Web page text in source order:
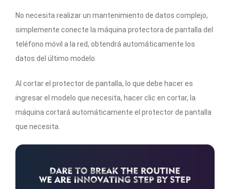
No necesita realizar un mantenimiento de datos complejo,
simplemente conecte la máquina protectora de pantalla del
teléfono móvil a la red, obtendrá automáticamente los
datos del último modelo.
Al cortar el protector de pantalla, lo que debe hacer es
ingresar el modelo que necesita, hacer clic en cortar, la
máquina cortará automáticamente el protector de pantalla
que necesita.